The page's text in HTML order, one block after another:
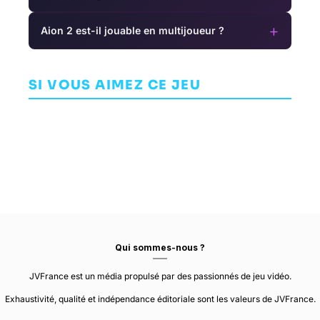
Aion 2 est-il jouable en multijoueur ? +
SI VOUS AIMEZ CE JEU
Fairy Tail
The Outer
OBSIDIAN
Qui sommes-nous ?
JVFrance est un média propulsé par des passionnés de jeu vidéo.
Exhaustivité, qualité et indépendance éditoriale sont les valeurs de JVFrance.